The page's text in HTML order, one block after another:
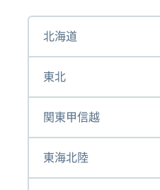
北海道
東北
関東甲信越
東海北陸